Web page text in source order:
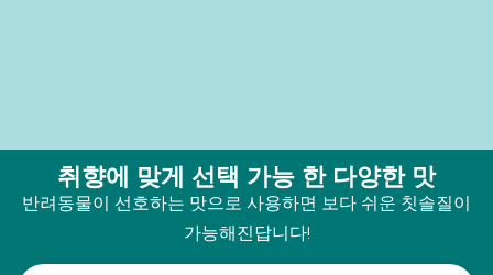
취향에 맞게 선택 가능 한 다양한 맛
반려동물이 선호하는 맛으로 사용하면 보다 쉬운 칫솔질이
가능해진답니다!